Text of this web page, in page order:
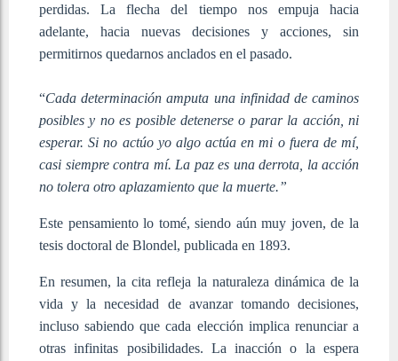
perdidas. La flecha del tiempo nos empuja hacia
adelante, hacia nuevas decisiones y acciones, sin
permitirnos quedarnos anclados en el pasado.
“Cada determinación amputa una infinidad de caminos
posibles y no es posible detenerse o parar la acción, ni
esperar. Si no actúo yo algo actúa en mi o fuera de mí,
casi siempre contra mí. La paz es una derrota, la acción
no tolera otro aplazamiento que la muerte.”
Este pensamiento lo tomé, siendo aún muy joven, de la
tesis doctoral de Blondel, publicada en 1893.
En resumen, la cita refleja la naturaleza dinámica de la
vida y la necesidad de avanzar tomando decisiones,
incluso sabiendo que cada elección implica renunciar a
otras infinitas posibilidades. La inacción o la espera